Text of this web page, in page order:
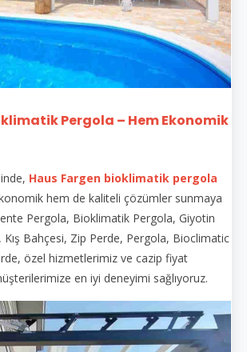
Pergola – Hem Ekonomik
Haus Fargen bioklimatik pergola
hem de kaliteli çözümler sunmaya
Pergola, Bioklimatik Pergola, Giyotin
Bahçesi, Zip Perde, Pergola, Bioclimatic
özel hizmetlerimiz ve cazip fiyat
en iyi deneyimi sağlıyoruz.